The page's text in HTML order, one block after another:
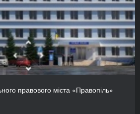
правового міста «Правопіль»